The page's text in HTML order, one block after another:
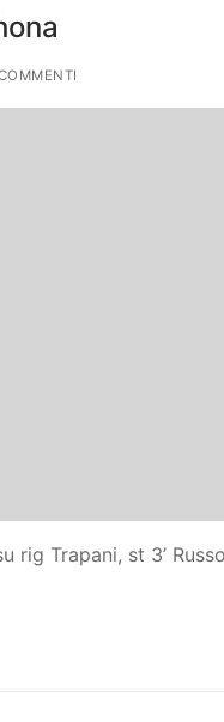
Trapani, st 3’